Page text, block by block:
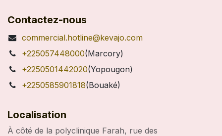
Contactez-nous
commercial.hotline@kevajo.com
+225057448000(Marcory)
+2250501442020(Yopougon)
+2250585901818(Bouaké)
Localisation
À côté de la polyclinique Farah, rue des